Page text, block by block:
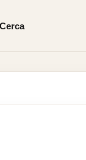
Cerca